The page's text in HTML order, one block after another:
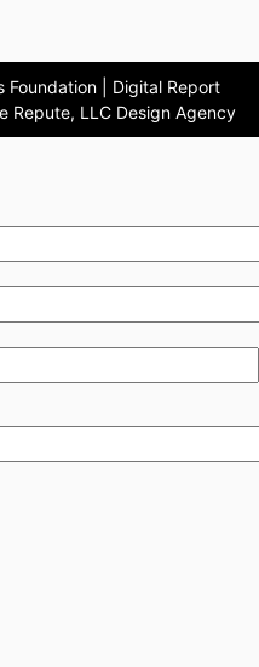
| Digital Report
Repute, LLC Design Agency